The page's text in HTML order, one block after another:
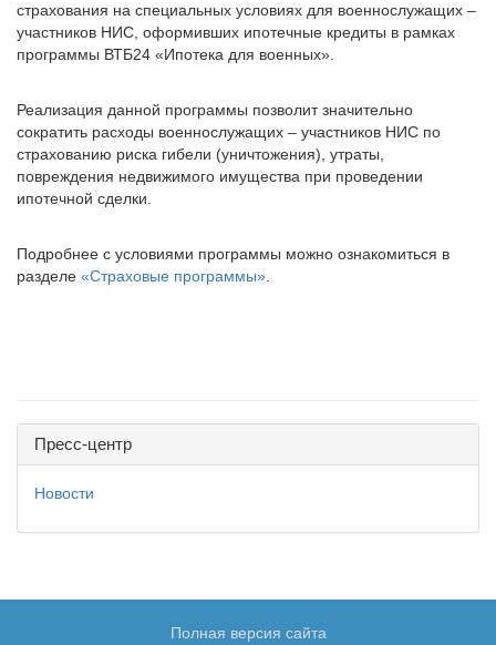
страхования на специальных условиях для военнослужащих –
участников НИС, оформивших ипотечные кредиты в рамках
программы ВТБ24 «Ипотека для военных».
Реализация данной программы позволит значительно
сократить расходы военнослужащих – участников НИС по
страхованию риска гибели (уничтожения), утраты,
повреждения недвижимого имущества при проведении
ипотечной сделки.
Подробнее с условиями программы можно ознакомиться в
разделе «Страховые программы»
Пресс-центр
Новости
Полная версия сайта